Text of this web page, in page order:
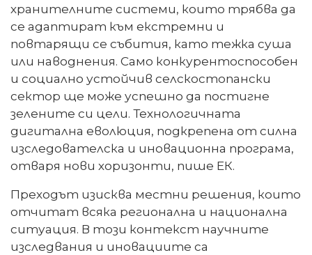
хранителните системи, които трябва да
се адаптират към екстремни и
повтарящи се събития, като тежка суша
или наводнения. Само конкурентоспособен
и социално устойчив селскостопански
сектор ще може успешно да постигне
зелените си цели. Технологичната
дигитална еволюция, подкрепена от силна
изследователска и иновационна програма,
отваря нови хоризонти, пише ЕК.
Преходът изисква местни решения, които
отчитат всяка регионална и национална
ситуация. В този контекст научните
изследвания и иновациите са